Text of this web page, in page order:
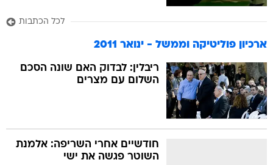
לכל הכתבות
ארכיון פוליטיקה וממשל - ינואר 2011
ריבלין: לבדוק האם שונה הסכם
השלום עם מצרים
חודשיים אחרי השריפה: אלמנת
השוטר פגשה את ישי